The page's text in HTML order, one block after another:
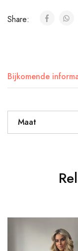
Share:
Bijkomende
Maat